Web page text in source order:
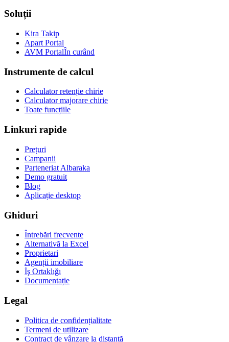
Soluții
Kira Takip
Apart Portal
AVM PortalÎn curând
Instrumente de calcul
Calculator retenție chirie
Calculator majorare chirie
Toate funcțiile
Linkuri rapide
Prețuri
Campanii
Parteneriat Albaraka
Demo gratuit
Blog
Aplicație desktop
Ghiduri
Întrebări frecvente
Alternativă la Excel
Proprietari
Agenții imobiliare
İş Ortaklığı
Documentație
Legal
Politica de confidențialitate
Termeni de utilizare
Contract de vânzare la distanță